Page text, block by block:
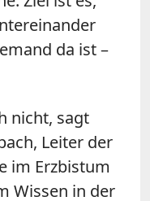
da ist –
nicht, sagt
Leiter der
im Erzbistum
Wissen in der